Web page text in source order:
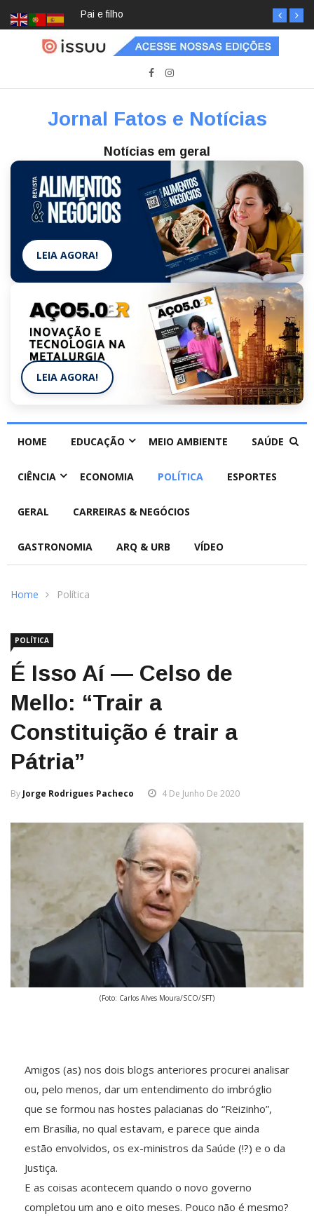
Pai e filho
Jornal Fatos e Notícias
Notícias em geral
LEIA AGORA!
LEIA AGORA!
HOME EDUCAÇÃO MEIO AMBIENTE SAÚDE
CIÊNCIA ECONOMIA POLÍTICA ESPORTES
GERAL CARREIRAS & NEGÓCIOS
GASTRONOMIA ARQ & URB VÍDEO
Home Política
POLÍTICA
É Isso Aí — Celso de
Mello: “Trair a
Constituição é trair a
Pátria”
By Jorge Rodrigues Pacheco 4 De Junho De 2020
(Foto: Carlos Alves Moura/SCO/SFT)
Amigos (as) nos dois blogs anteriores procurei analisar
ou, pelo menos, dar um entendimento do imbróglio
que se formou nas hostes palacianas do “Reizinho”,
em Brasília, no qual estavam, e parece que ainda
estão envolvidos, os ex-ministros da Saúde (!?) e o da
Justiça.
E as coisas acontecem quando o novo governo
completou um ano e oito meses. Pouco não é mesmo?